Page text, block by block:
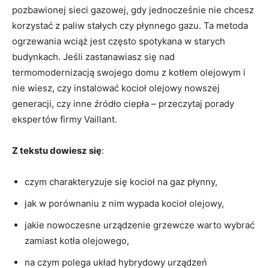
pozbawionej sieci gazowej, gdy jednocześnie nie chcesz
korzystać z paliw stałych czy płynnego gazu. Ta metoda
ogrzewania wciąż jest często spotykana w starych
budynkach. Jeśli zastanawiasz się nad
termomodernizacją swojego domu z kotłem olejowym i
nie wiesz, czy instalować kocioł olejowy nowszej
generacji, czy inne źródło ciepła – przeczytaj porady
ekspertów firmy Vaillant.
Z tekstu dowiesz się:
czym charakteryzuje się kocioł na gaz płynny,
jak w porównaniu z nim wypada kocioł olejowy,
jakie nowoczesne urządzenie grzewcze warto wybrać
zamiast kotła olejowego,
na czym polega układ hybrydowy urządzeń